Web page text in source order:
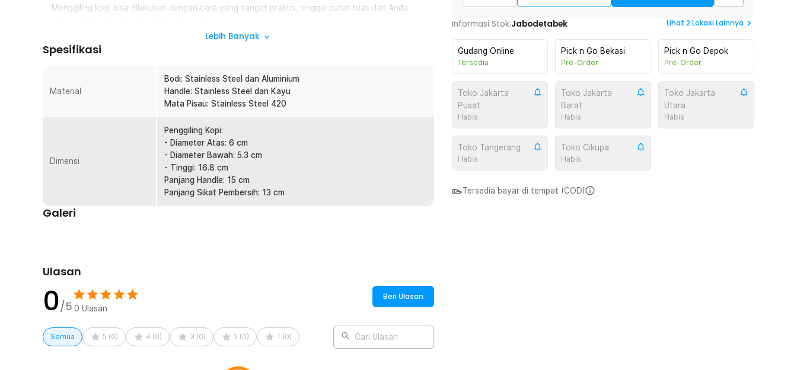
Menggiling kopi bisa dilakukan dengan cara yang sangat praktis, tinggal putar tuas dan Anda
Penggiling terbuat dari CNC stainless steel 420 yang tajam, keras, dan tentu saja tahan untuk
Dilengkapi dengan tingkat kehalusan kopi yang bisa Anda pilih sesuai dengan metode
penyeduhan kopi yang Anda ingin lakukan.
Penggiling kopi pas di genggaman sehingga proses penggilingan aman dan nyaman tanpa
merasakan pegal meski menggunakan mekanisme manual.
Rincian yang Anda dapatkan untuk pembelian produk ini:
1 x One Two Cups Penggiling Kopi Manual Coffee Grinder Stainless 420 - X1
Lebih Banyak
Spesifikasi
Material
Bodi: Stainless Steel dan Aluminium
Handle: Stainless Steel dan Kayu
Mata Pisau: Stainless Steel 420
Dimensi
Penggiling Kopi:
- Diameter Atas: 6 cm
- Diameter Bawah: 5.3 cm
- Tinggi: 16.8 cm
Panjang Handle: 15 cm
Panjang Sikat Pembersih: 13 cm
Galeri
Ulasan
0/5 0 Ulasan
Beri Ulasan
Semua 5 (0) 4 (0) 3 (0) 2 (0) 1 (0) Cari Ulasan
Informasi Stok:Jabodetabek Lihat 2Lokasi Lainnya
Gudang Online
Tersedia
Pick n Go Bekasi
Pre-Order
Pick n Go Depok
Pre-Order
Toko Jakarta
Pusat
Habis
Toko Jakarta
Barat
Habis
Toko Jakarta
Utara
Habis
Toko Tangerang
Habis
Toko Cikupa
Habis
Tersedia bayar di tempat (COD)